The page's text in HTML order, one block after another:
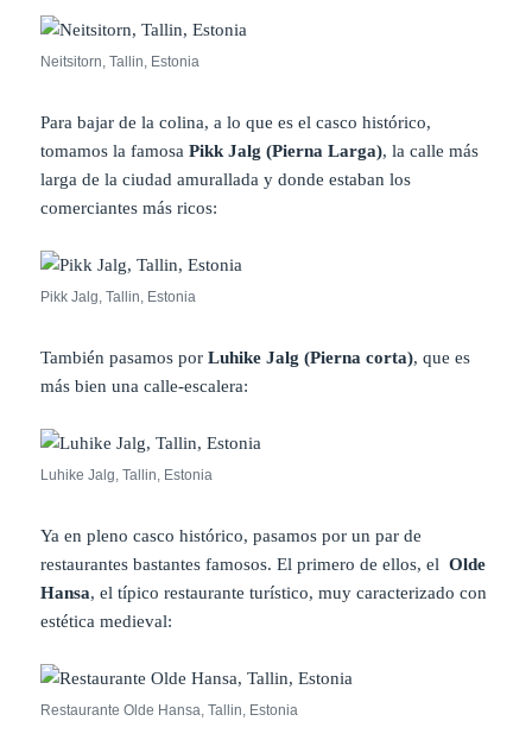
Neitsitorn, Tallin, Estonia
Para bajar de la colina, a lo que es el casco histórico,
tomamos la famosa Pikk Jalg (Pierna Larga), la calle más
larga de la ciudad amurallada y donde estaban los
comerciantes más ricos:
Pikk Jalg, Tallin, Estonia
También pasamos por Luhike Jalg (Pierna corta), que es
más bien una calle-escalera:
Luhike Jalg, Tallin, Estonia
Ya en pleno casco histórico, pasamos por un par de
restaurantes bastantes famosos. El primero de ellos, el Olde
Hansa, el típico restaurante turístico, muy caracterizado con
estética medieval:
Restaurante Olde Hansa, Tallin, Estonia